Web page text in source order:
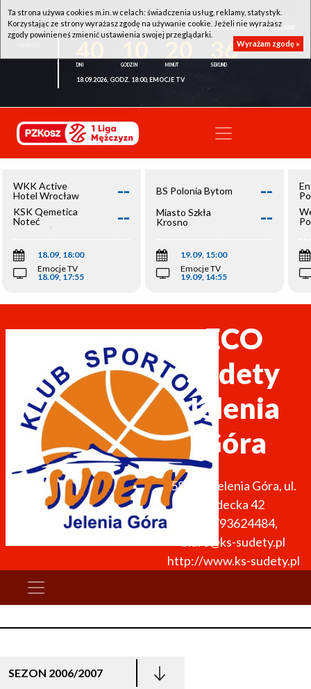
WKK ACTIVE HOTEL WROCŁAW - KSK QEMETICA NOTEĆ INOWROCŁAW
36
18.09.2026, GODZ. 18:00, EMOCJE TV
WKK Active
Hotel Wrocław
--
KSK Qemetica
Noteć
Inowrocław
--
18.09, 18:00
Emocje TV
18.09, 17:55
BS Polonia Bytom --
Miasto Szkła
Krosno
--
19.09, 15:00
Emocje TV
19.09, 14:55
ECO
Sudety
Jelenia
Góra
58-500 Jelenia Góra, ul.
Sudecka 42
+48 793624484,
biuro@ks-sudety.pl
http://www.ks-sudety.pl
SEZON 2006/2007
Ta strona używa cookies m.in. w celach: świadczenia usług, reklamy, statystyk.
Korzystając ze strony wyrażasz zgodę na używanie cookie. Jeżeli nie wyrażasz
zgody powinieneś zmienić ustawienia swojej przeglądarki.
Wyrażam zgodę »